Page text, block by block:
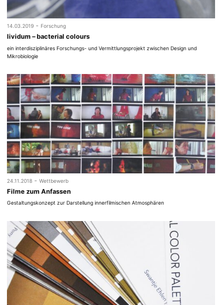
14.03.2019 - Forschung
lividum – bacterial colours
ein interdisziplinäres Forschungs- und Vermittlungsprojekt zwischen Design und
Mikrobiologie
24.11.2018 - Wettbewerb
Filme zum Anfassen
Gestaltungskonzept zur Darstellung innerfilmischen Atmosphären